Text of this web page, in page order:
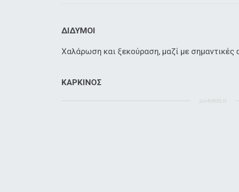
ΔΙΔΥΜΟΙ
Χαλάρωση και ξεκούραση, μαζί με
ΚΑΡΚΙΝΟΣ
ΔΙΑΦΗΜΙΣΗ